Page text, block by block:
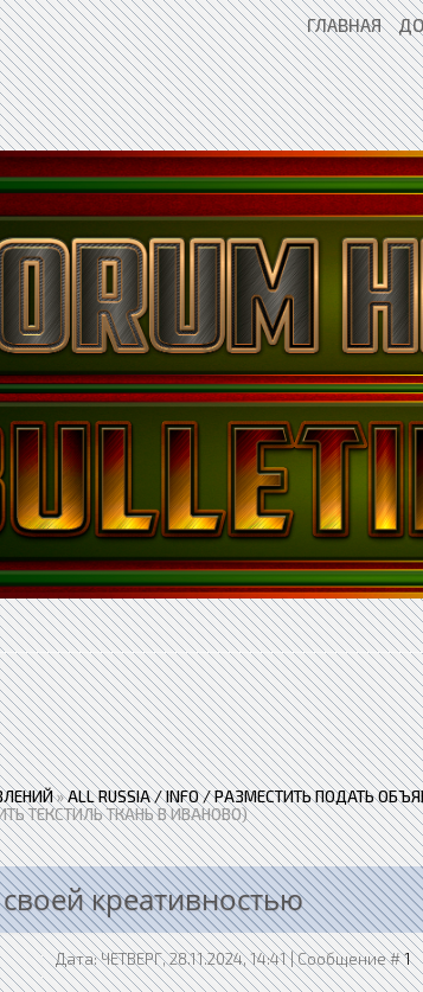
ГЛАВНАЯ
»ALL RUSSIA / INFO / РАЗМЕСТИТЬ ПОДАТЬ
ТЕКСТИЛЬ ТКАНЬ В ИВАНОВО)
креативностью
Дата: ЧЕТВЕРГ, 28.11.2024, 14:41 | Сообщение #1